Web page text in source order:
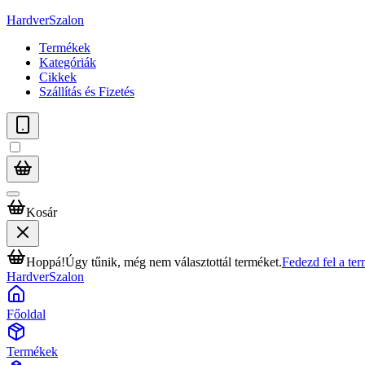
HardverSzalon
Termékek
Kategóriák
Cikkek
Szállítás és Fizetés
Kosár
Hoppá!Úgy tűnik, még nem választottál terméket.Fedezd fel a
HardverSzalon
Főoldal
Termékek